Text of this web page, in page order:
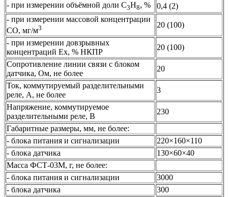
- при измерении объёмной доли С3Н8, %
0,4 (2)
- при измерении массовой концентрации
СО, мг/м3 20 (100)
- при измерении довзрывных
концентраций Ех, % НКПР
20 (100)
Сопротивление линии связи с блоком
датчика, Ом, не более
20
Ток, коммутируемый разделительными
реле, А, не более
3
Напряжение, коммутируемое
разделительными реле, В
230
Габаритные размеры, мм, не более:
- блока питания и сигнализации
220×160×110
- блока датчика
130×60×40
Масса ФСТ-03М, г, не более:
- блока питания и сигнализации
3000
- блока датчика
300